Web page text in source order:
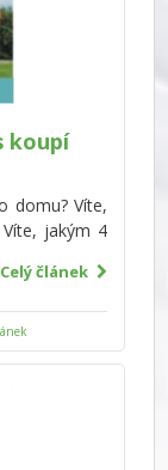
koupí
domu? Víte,
jakým 4
advokáta.
které mají
milionové
zkušenost
Přeci
našeho
čelit nejen
jste na ně
Celý článek